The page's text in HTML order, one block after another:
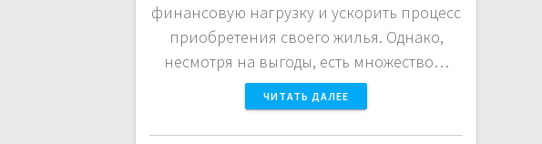
финансовую нагрузку и ускорить процесс
приобретения своего жилья. Однако,
несмотря на выгоды, есть множество…
ЧИТАТЬ ДАЛЕЕ